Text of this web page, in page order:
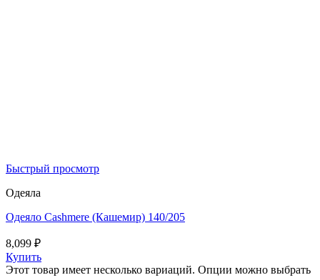
Быстрый просмотр
Одеяла
Одеяло Cashmеre (Кашемир) 140/205
8,099 ₽
Купить
Этот товар имеет несколько вариаций. Опции можно выбрать